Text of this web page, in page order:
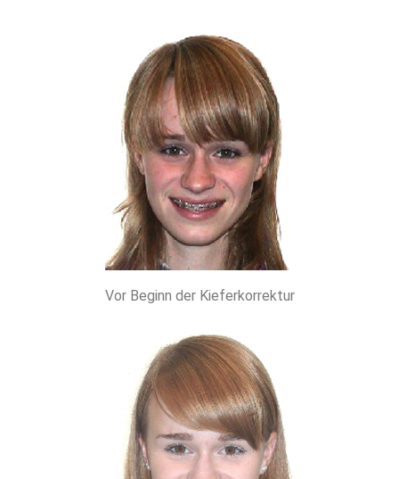
Vor Beginn der Kieferkorrektur